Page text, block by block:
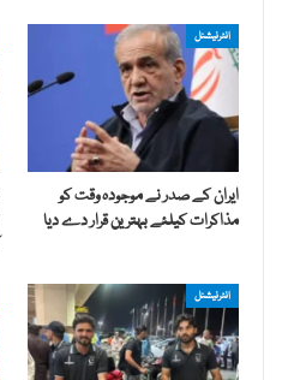
انٹرنیشنل
ایران کے صدر نے موجودہ وقت کو
مذاکرات کیلئے بہترین قرار دے دیا
انٹرنیشنل